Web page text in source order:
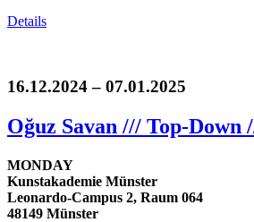
Details
16.12.2024 – 07.01.2025
Oğuz Savan /// Top-Down
MONDAY
Kunstakademie Münster
Leonardo-Campus 2, Raum 064
48149 Münster